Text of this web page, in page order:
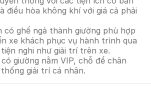
điều hòa không khí với giá cả phải
có ghế ngả thành giường phù hợp
xe khách phục vụ hành trình qua
nghi như giải trí trên xe.
giường nằm VIP, chỗ để chân
giải trí cá nhân.